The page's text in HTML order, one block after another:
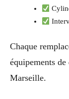
Chaque
équipements
Marseille.